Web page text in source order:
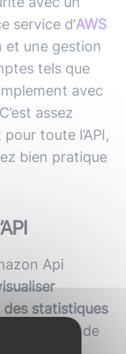
service d’AWS
et une gestion
tels que
avec
assez
toute l’API,
bien pratique
Api
des statistiques
les temps de